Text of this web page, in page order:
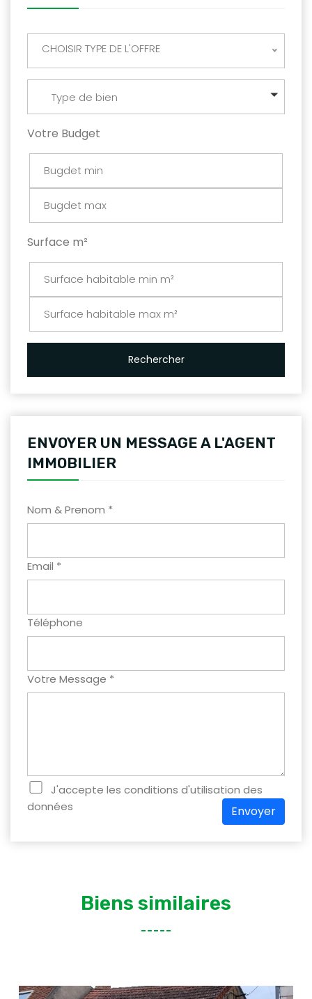
CHOISIR TYPE DE L'OFFRE
Type de bien
Votre Budget
Surface m²
Rechercher
ENVOYER UN MESSAGE A L'AGENT
IMMOBILIER
Nom & Prenom *
Email *
Téléphone
Votre Message *
J'accepte les conditions d'utilisation des
données
Envoyer
Biens similaires